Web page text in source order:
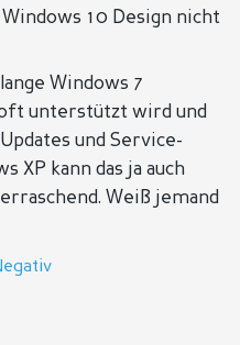
10 Design nicht
Windows 7
unterstützt wird und
und Service-
XP kann das ja auch
Weiß jemand